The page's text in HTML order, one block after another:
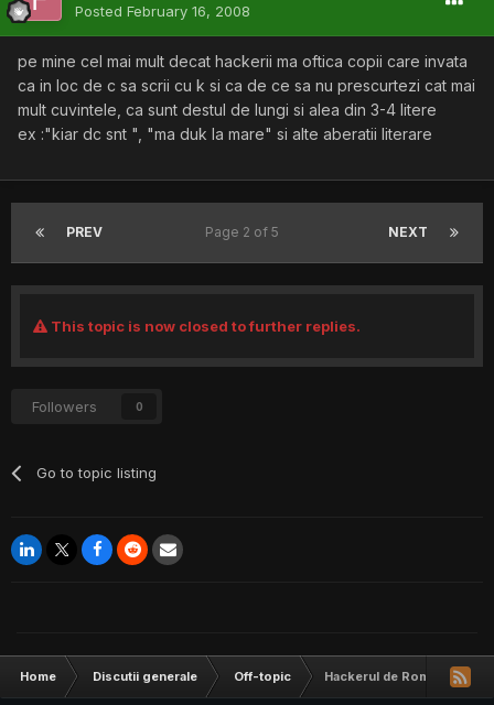
Posted February 16, 2008
pe mine cel mai mult decat hackerii ma oftica copii care invata
ca in loc de c sa scrii cu k si ca de ce sa nu prescurtezi cat mai
mult cuvintele, ca sunt destul de lungi si alea din 3-4 litere
ex :"kiar dc snt ", "ma duk la mare" si alte aberatii literare
PREV NEXT
Page 2 of 5
This topic is now closed to further replies.
Followers 0
Go to topic listing
Home Discutii generale Off-topic Hackerul de Romania